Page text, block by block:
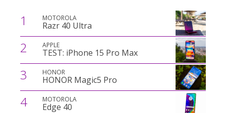
1 MOTOROLA
Razr 40 Ultra
2 APPLE
TEST: iPhone 15 Pro Max
3 HONOR
HONOR Magic5 Pro
4 MOTOROLA
Edge 40